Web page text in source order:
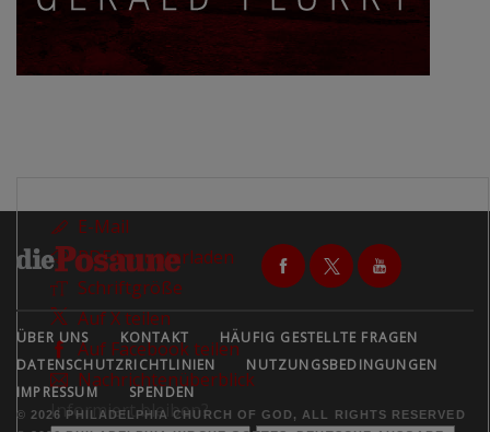
E-Mail
PDF herunterladen
Schriftgröße
Auf X teilen
Auf Facebook teilen
Nachrichtenüberblick
Informiert bleiben?
ÜBER UNS KONTAKT
HÄUFIG GESTELLTE FRAGEN
DATENSCHUTZRICHTLINIEN
NUTZUNGSBEDINGUNGEN
IMPRESSUM
SPENDEN
© 2026 PHILADELPHIA CHURCH OF GOD, ALL RIGHTS RESERVED